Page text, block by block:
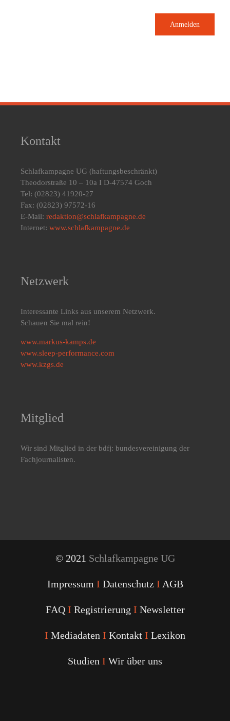
Anmelden
Kontakt
Schlafkampagne UG (haftungsbeschränkt)
Theodorstraße 10 – 10a I D-47574 Goch
Tel: (02823) 41920-27
Fax: (02823) 97572-16
E-Mail: redaktion@schlafkampagne.de
Internet: www.schlafkampagne.de
Netzwerk
Interessante Links aus unserem Netzwerk.
Schauen Sie mal rein!
www.markus-kamps.de
www.sleep-performance.com
www.kzgs.de
Mitglied
Wir sind Mitglied in der bdfj: bundesvereinigung der
Fachjournalisten.
© 2021 Schlafkampagne UG
Impressum I Datenschutz I AGB
FAQ I Registrierung I Newsletter
I Mediadaten I Kontakt I Lexikon
Studien I Wir über uns